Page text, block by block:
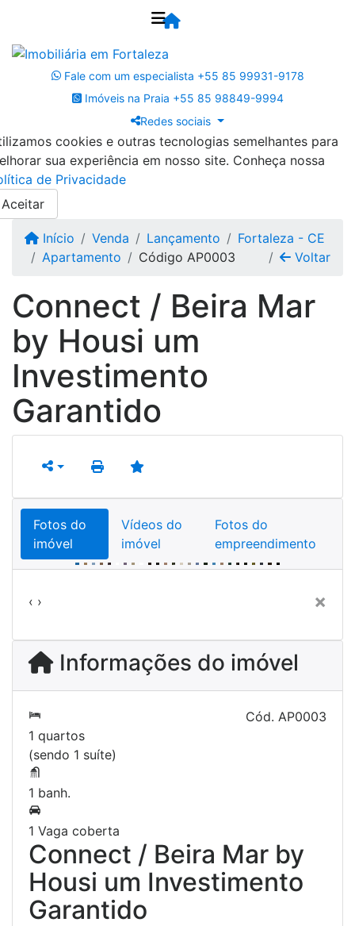
Fale com um especialista +55 85 99931-9178
Imóveis na Praia +55 85 98849-9994
Redes sociais
cookies e outras tecnologias semelhantes para
sua experiência em nosso site. Conheça nossa
de Privacidade
Aceitar
Início Venda Lançamento
Fortaleza - CE
Apartamento
Código AP0003 Voltar
Connect / Beira Mar
by Housi um
Investimento
Garantido
Fotos do
imóvel
Vídeos do
imóvel
Fotos do
empreendimento
Next
‹ › ×
Informações do imóvel
1 quartos
(sendo 1 suíte)
1 banh.
1 Vaga coberta
Cód. AP0003
Connect / Beira Mar by
Housi um Investimento
Garantido